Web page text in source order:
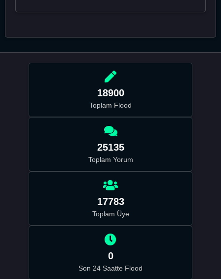
18900
Toplam Flood
25135
Toplam Yorum
17783
Toplam Üye
0
Son 24 Saatte Flood